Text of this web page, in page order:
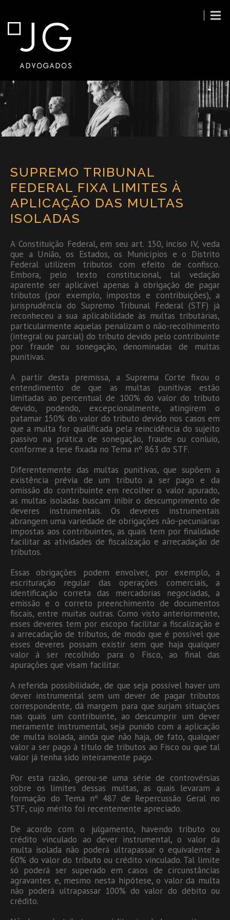
SUPREMO TRIBUNAL
FEDERAL FIXA LIMITES À
APLICAÇÃO DAS MULTAS
ISOLADAS
A Constituição Federal, em seu art. 150, inciso IV, veda
que a União, os Estados, os Municípios e o Distrito
Federal utilizem tributos com efeito de confisco.
Embora, pelo texto constitucional, tal vedação
aparente ser aplicável apenas à obrigação de pagar
tributos (por exemplo, impostos e contribuições), a
jurisprudência do Supremo Tribunal Federal (STF) já
reconheceu a sua aplicabilidade às multas tributárias,
particularmente aquelas penalizam o não-recolhimento
(integral ou parcial) do tributo devido pelo contribuinte
por fraude ou sonegação, denominadas de multas
punitivas.
A partir desta premissa, a Suprema Corte fixou o
entendimento de que as multas punitivas estão
limitadas ao percentual de 100% do valor do tributo
devido, podendo, excepcionalmente, atingirem o
patamar 150% do valor do tributo devido nos casos em
que a multa for qualificada pela reincidência do sujeito
passivo na prática de sonegação, fraude ou conluio,
conforme a tese fixada no Tema nº 863 do STF.
Diferentemente das multas punitivas, que supõem a
existência prévia de um tributo a ser pago e da
omissão do contribuinte em recolher o valor apurado,
as multas isoladas buscam inibir o descumprimento de
deveres instrumentais. Os deveres instrumentais
abrangem uma variedade de obrigações não-pecuniárias
impostas aos contribuintes, as quais tem por finalidade
facilitar as atividades de fiscalização e arrecadação de
tributos.
Essas obrigações podem envolver, por exemplo, a
escrituração regular das operações comerciais, a
identificação correta das mercadorias negociadas, a
emissão e o correto preenchimento de documentos
fiscais, entre muitas outras. Como visto anteriormente,
esses deveres tem por escopo facilitar a fiscalização e
a arrecadação de tributos, de modo que é possível que
esses deveres possam existir sem que haja qualquer
valor à ser recolhido para o Fisco, ao final das
apurações que visam facilitar.
A referida possibilidade, de que seja possível haver um
dever instrumental sem um dever de pagar tributos
correspondente, dá margem para que surjam situações
nas quais um contribuinte, ao descumprir um dever
meramente instrumental, seja punido com a aplicação
de multa isolada, ainda que não haja, de fato, qualquer
valor a ser pago à título de tributos ao Fisco ou que tal
valor já tenha sido inteiramente pago.
Por esta razão, gerou-se uma série de controvérsias
sobre os limites dessas multas, as quais levaram a
formação do Tema nº 487 de Repercussão Geral no
STF, cujo mérito foi recentemente apreciado.
De acordo com o julgamento, havendo tributo ou
crédito vinculado ao dever instrumental, o valor da
multa isolada não poderá ultrapassar o equivalente à
60% do valor do tributo ou crédito vinculado. Tal limite
só poderá ser superado em casos de circunstâncias
agravantes e, mesmo nesta hipótese, o valor da multa
não poderá ultrapassar 100% do valor do débito ou
crédito.